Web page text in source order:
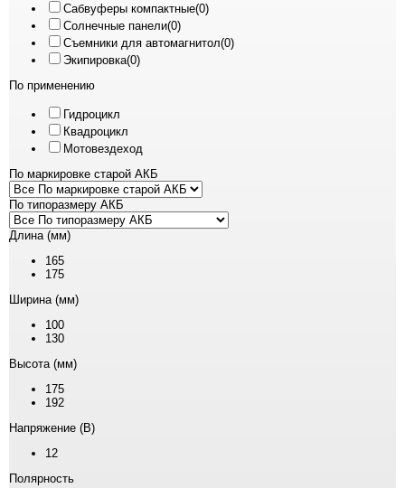
Сабвуферы компактные(0)
Солнечные панели(0)
Съемники для автомагнитол(0)
Экипировка(0)
По применению
Гидроцикл
Квадроцикл
Мотовездеход
По маркировке старой АКБ
По типоразмеру АКБ
Длина (мм)
165
175
Ширина (мм)
100
130
Высота (мм)
175
192
Напряжение (В)
12
Полярность